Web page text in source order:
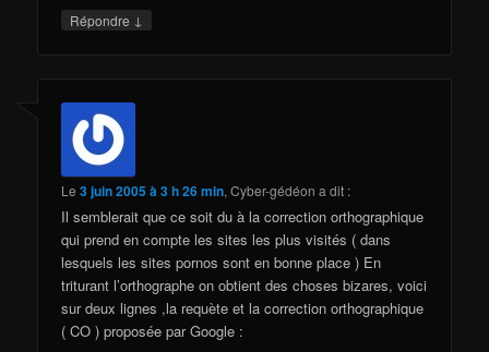
Répondre ↓
Le3 juin 2005 à 3 h 26 min,Cyber-gédéon a dit :
Il semblerait que ce soit du à la correction orthographique
qui prend en compte les sites les plus visités ( dans
lesquels les sites pornos sont en bonne place ) En
triturant l’orthographe on obtient des choses bizares, voici
sur deux lignes ,la requète et la correction orthographique
( CO ) proposée par Google :